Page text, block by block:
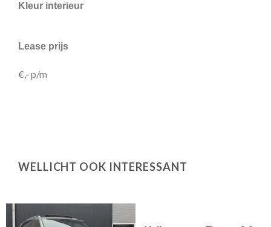
Kleur interieur
Lease prijs
€,- p/m
WELLICHT OOK INTERESSANT